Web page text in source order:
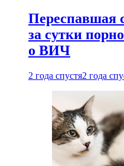
Переспавшая
за сутки
о ВИЧ
2 года спустя2 года